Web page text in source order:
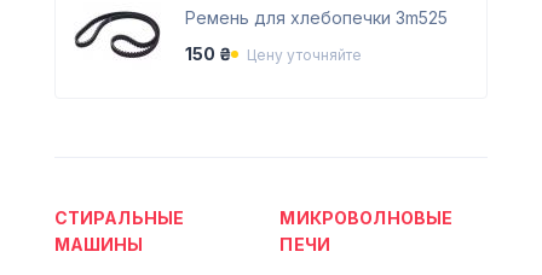
Ремень для хлебопечки 3m525
150 ₴
Цену уточняйте
СТИРАЛЬНЫЕ
МАШИНЫ
МИКРОВОЛНОВЫЕ
ПЕЧИ